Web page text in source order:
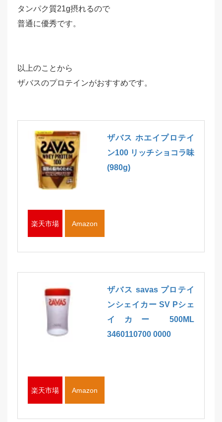
タンパク質21g摂れるので
普通に優秀です。
以上のことから
ザバスのプロテインがおすすめです。
ザバス ホエイプロテイ
ン100 リッチショコラ味
(980g)
楽天市場 Amazon
ザバス savas プロテイ
ンシェイカー SV Pシェ
イカー 500ML
3460110700 0000
楽天市場 Amazon